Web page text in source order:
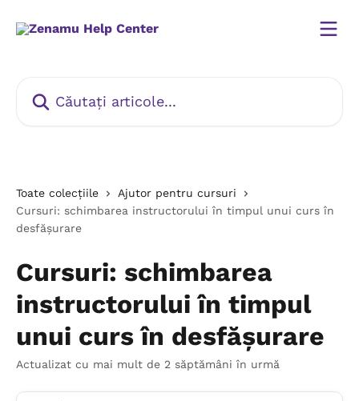
Toate colecțiile
Ajutor pentru cursuri
Cursuri: schimbarea instructorului în timpul unui curs în
desfășurare
Cursuri: schimbarea
instructorului în timpul
unui curs în desfășurare
Actualizat cu mai mult de 2 săptămâni în urmă